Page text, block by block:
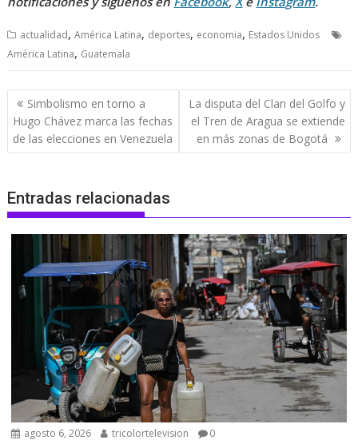
actualidad,América Latina, deportes, economia, Estados Unidos
América Latina, Guatemala
Navegación
de
entradas
Simbolismo en torno a
Hugo Chávez marca las fechas
de las elecciones en Venezuela
La disputa del Clan del Golfo y
el Tren de Aragua se extiende
en más zonas de Bogotá
Entradas relacionadas
agosto 6, 2026 tricolortelevision 0